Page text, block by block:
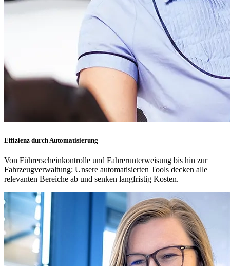
Effizienz durch Automatisierung
Von Führerscheinkontrolle und Fahrerunterweisung bis hin zur
Fahrzeugverwaltung: Unsere automatisierten Tools decken alle
relevanten Bereiche ab und senken langfristig Kosten.